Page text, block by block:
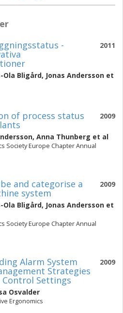
2011
-
Ola Bligård, Jonas Andersson et
2009
of process status
, Anna Thunberg et al
Society Europe Chapter Annual
2009
and categorise a
system
Ola Bligård, Jonas Andersson et
Society Europe Chapter Annual
2009
Alarm System
Strategies
Control Settings
Osvalder
Ergonomics